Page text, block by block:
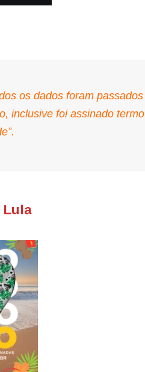
os dados foram passados
inclusive foi assinado termo
Lula